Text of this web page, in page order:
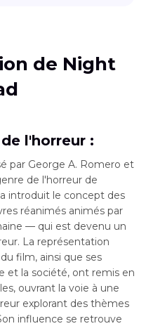
sur les films
de Night
l'horreur :
par George A. Romero et
de l'horreur de
introduit le concept des
réanimés animés par
— qui est devenu un
La représentation
film, ainsi que ses
et la société, ont remis en
ouvrant la voie à une
explorant des thèmes
influence se retrouve